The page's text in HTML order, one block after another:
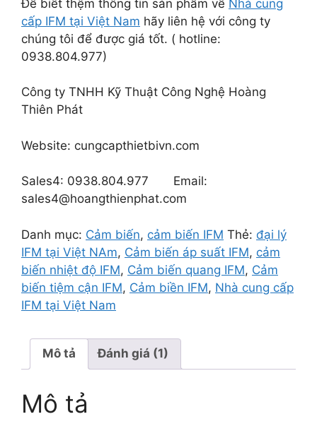
dựa
trên
đánh
giá
Để biết thệm thông tin sản phẩm về Nhà cung
cấp IFM tại Việt Nam hãy liên hệ với công ty
chúng tôi để được giá tốt. ( hotline:
0938.804.977)
Công ty TNHH Kỹ Thuật Công Nghệ Hoàng
Thiên Phát
Website: cungcapthietbivn.com
Sales4: 0938.804.977 Email:
sales4@hoangthienphat.com
Danh mục: Cảm biến, cảm biến IFM Thẻ: đại lý
IFM tại Việt NAm, Cảm biến áp suất IFM, cảm
biến nhiệt độ IFM, Cảm biến quang IFM, Cảm
biến tiệm cận IFM, Cảm biền IFM, Nhà cung cấp
IFM tại Việt Nam
Mô tả Đánh giá (1)
Mô tả